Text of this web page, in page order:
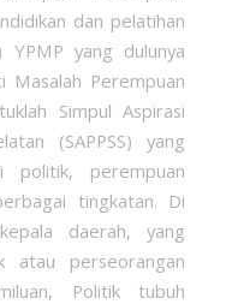
dan pelatihan
yang dulunya
Masalah Perempuan
Simpul Aspirasi
(SAPPSS) yang
politik, perempuan
tingkatan. Di
daerah, yang
atau perseorangan
Politik tubuh